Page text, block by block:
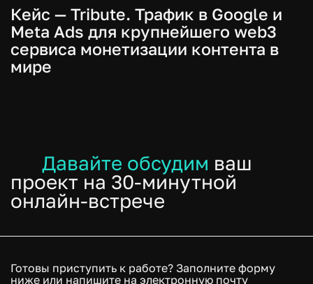
Кейс — Tribute. Трафик в Google и
Meta Ads для крупнейшего web3
сервиса монетизации контента в
мире
Давайте обсудим ваш
проект на 30-минутной
онлайн-встрече
Готовы приступить к работе? Заполните форму
ниже или напишите на электронную почту